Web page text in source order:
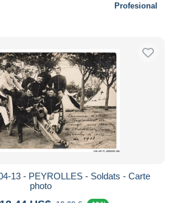
Profesional
13 - PEYROLLES - Soldats - Carte
photo